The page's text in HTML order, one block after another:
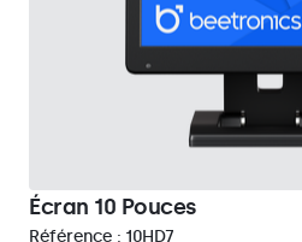
Écran 10 Pouces
Référence : 10HD7